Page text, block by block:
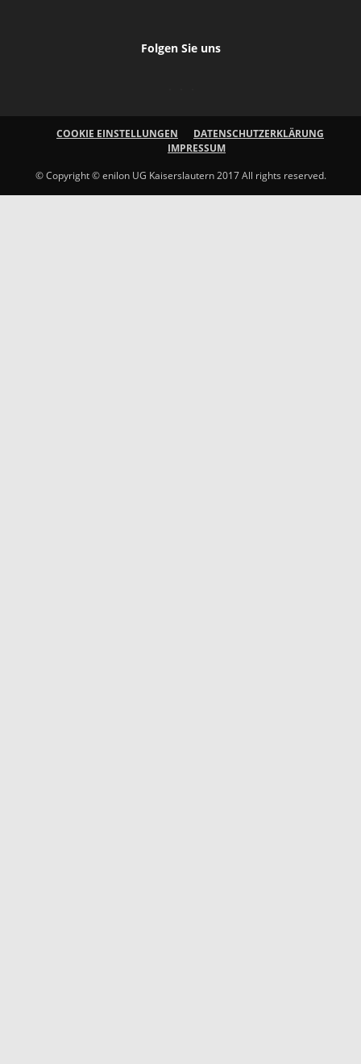
Folgen Sie uns
COOKIE EINSTELLUNGEN
DATENSCHUTZERKLÄRUNG
IMPRESSUM
© Copyright © enilon UG Kaiserslautern 2017 All rights reserved.